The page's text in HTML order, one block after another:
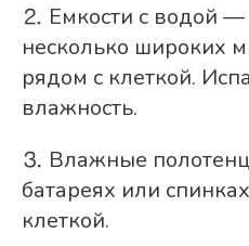
⒉ Емкости с водой —
несколько широких
рядом с клеткой.
влажность.
⒊ Влажные
батареях или
клеткой.